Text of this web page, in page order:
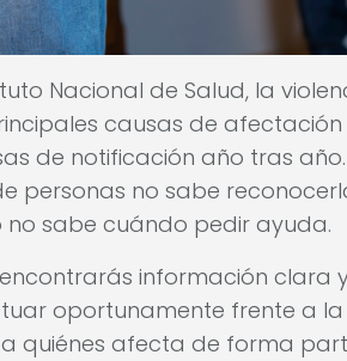
Nacional de Salud, la
causas de
de notificación año tras
personas no sabe
no sabe cuándo pedir ayuda.
información clara
oportunamente frente a
a quiénes afecta de forma